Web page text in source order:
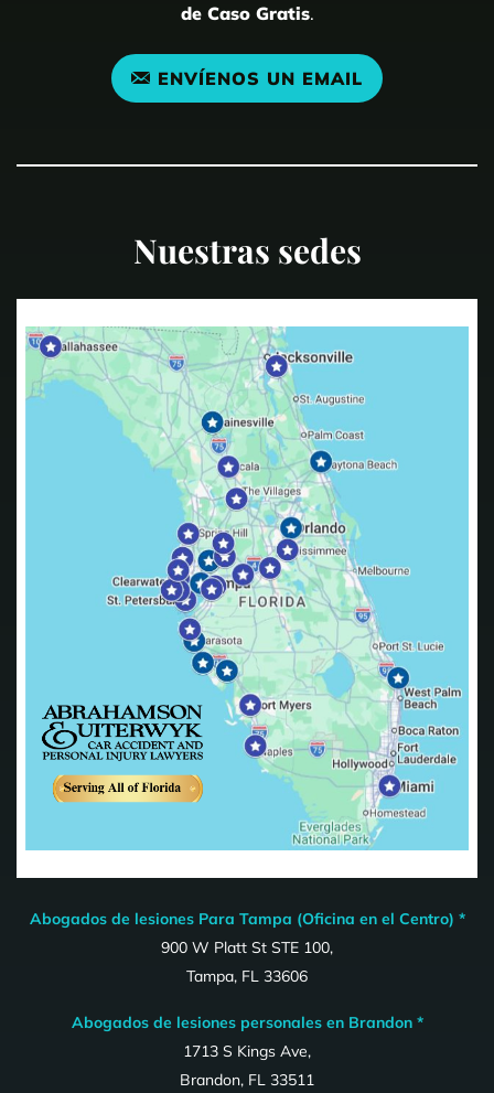
de Caso Gratis.
ENVÍENOS UN EMAIL
Nuestras sedes
Abogados de lesiones Para Tampa (Oficina en el Centro) *
900 W Platt St STE 100,
Tampa, FL 33606
Abogados de lesiones personales en Brandon *
1713 S Kings Ave,
Brandon, FL 33511